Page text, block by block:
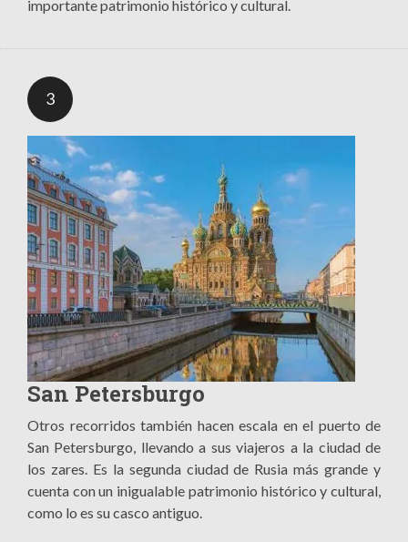
importante patrimonio histórico y cultural.
3
San Petersburgo
Otros recorridos también hacen escala en el puerto de
San Petersburgo, llevando a sus viajeros a la ciudad de
los zares. Es la segunda ciudad de Rusia más grande y
cuenta con un inigualable patrimonio histórico y cultural,
como lo es su casco antiguo.